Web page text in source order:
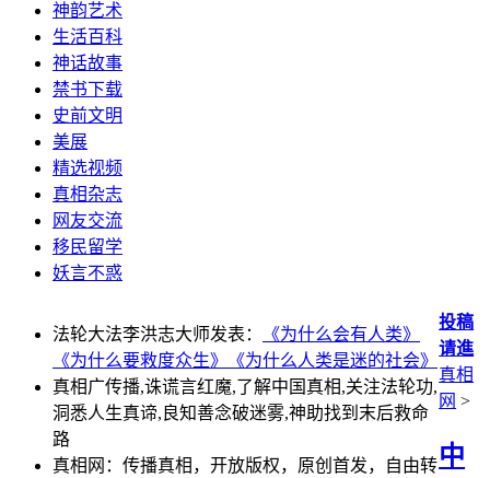
神韵艺术
生活百科
神话故事
禁书下载
史前文明
美展
精选视频
真相杂志
网友交流
移民留学
妖言不惑
法轮大法李洪志大师发表：
《为什么会有人类》
《为什么要救度众生》
《为什么人类是迷的社会》
真相广传播,诛谎言红魔,了解中国真相,关注法轮功,
洞悉人生真谛,良知善念破迷雾,神助找到末后救命
路
真相网：传播真相，开放版权，原创首发，自由转
投稿
请進
真相
网 >
中